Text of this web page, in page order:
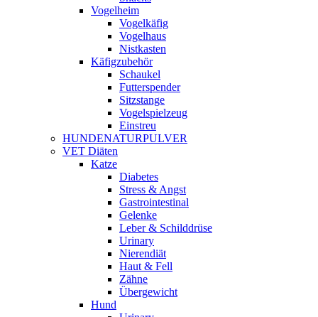
Vogelheim
Vogelkäfig
Vogelhaus
Nistkasten
Käfigzubehör
Schaukel
Futterspender
Sitzstange
Vogelspielzeug
Einstreu
HUNDENATURPULVER
VET Diäten
Katze
Diabetes
Stress & Angst
Gastrointestinal
Gelenke
Leber & Schilddrüse
Urinary
Nierendiät
Haut & Fell
Zähne
Übergewicht
Hund